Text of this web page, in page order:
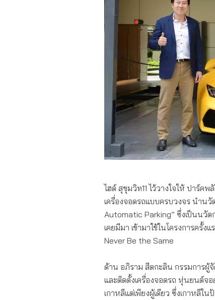
ไฮด์ สุขุมวิท11 ไว้วางใจให้ ปาร์
เครื่องจอดรถแบบครบวงจร นำน
Automatic Parking” ซึ่งเป็นนวั
เคยมีมา เข้ามาใช้ในโครงการครั้ง
Never Be the Same
ด้าน อภิราม สีตกะลิน กรรมการผู้
และติดตั้งเครื่องจอดรถ หุ่นยนต์จ
เกาหลีแต่เพียงผู้เดียว ซึ่งเกาหลี